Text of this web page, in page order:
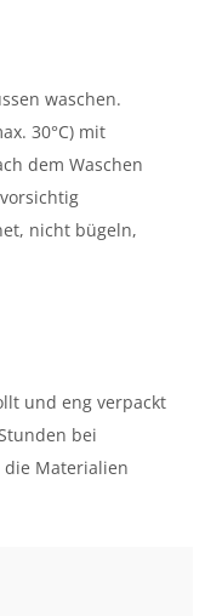
waschen.
30°C) mit
dem Waschen
nicht bügeln,
und eng verpackt
bei
die Materialien